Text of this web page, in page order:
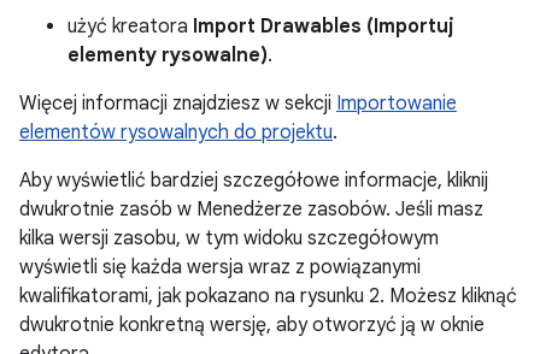
użyć kreatora Import Drawables (Importuj
elementy rysowalne).
Więcej informacji znajdziesz w sekcji Importowanie
elementów rysowalnych do projektu.
Aby wyświetlić bardziej szczegółowe informacje, kliknij
dwukrotnie zasób w Menedżerze zasobów. Jeśli masz
kilka wersji zasobu, w tym widoku szczegółowym
wyświetli się każda wersja wraz z powiązanymi
kwalifikatorami, jak pokazano na rysunku 2. Możesz kliknąć
dwukrotnie konkretną wersję, aby otworzyć ją w oknie